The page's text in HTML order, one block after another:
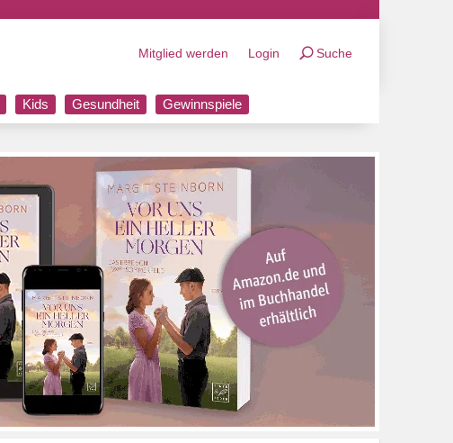
Mitglied werden Login Suche
Kids Gesundheit Gewinnspiele